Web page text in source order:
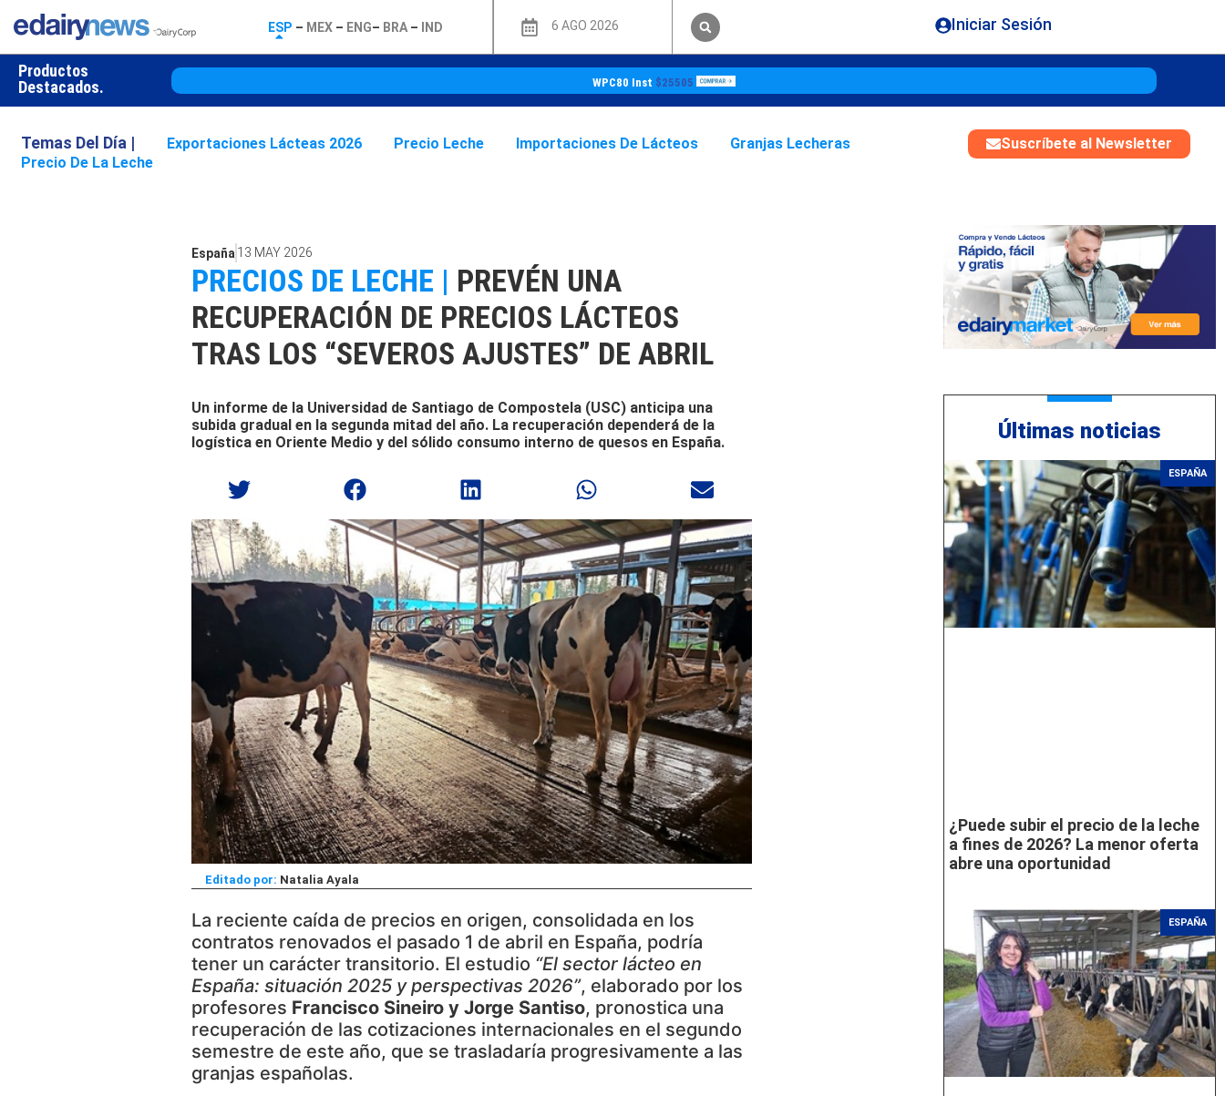
ESP – MEX– ENG– BRA– IND 6 AGO 2026 Iniciar Sesión
Productos
Destacados.
WPC80 Inst $25505
Temas Del Día | Exportaciones Lácteas 2026 Precio Leche Importaciones De Lácteos
Granjas Lecheras
Precio De La Leche
Suscríbete al Newsletter
España 13 MAY 2026
PRECIOS DE LECHE | PREVÉN UNA
RECUPERACIÓN DE PRECIOS LÁCTEOS
TRAS LOS “SEVEROS AJUSTES” DE ABRIL
Un informe de la Universidad de Santiago de Compostela (USC) anticipa una
subida gradual en la segunda mitad del año. La recuperación dependerá de la
logística en Oriente Medio y del sólido consumo interno de quesos en España.
Editado por: Natalia Ayala
La reciente caída de precios en origen, consolidada en los
contratos renovados el pasado 1 de abril en España, podría
tener un carácter transitorio. El estudio “El sector lácteo en
España: situación 2025 y perspectivas 2026”, elaborado por los
profesores Francisco Sineiro y Jorge Santiso, pronostica una
recuperación de las cotizaciones internacionales en el segundo
semestre de este año, que se trasladaría progresivamente a las
granjas españolas.
Últimas noticias
ESPAÑA
¿Puede subir el precio de la leche
a fines de 2026? La menor oferta
abre una oportunidad
ESPAÑA